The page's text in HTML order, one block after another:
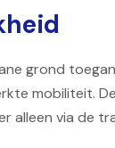
grond
mobiliteit.
alleen via de